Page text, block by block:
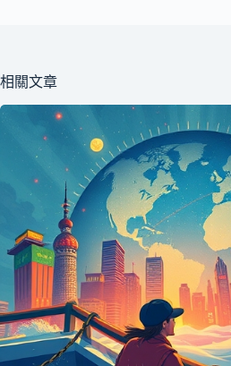
相關文章